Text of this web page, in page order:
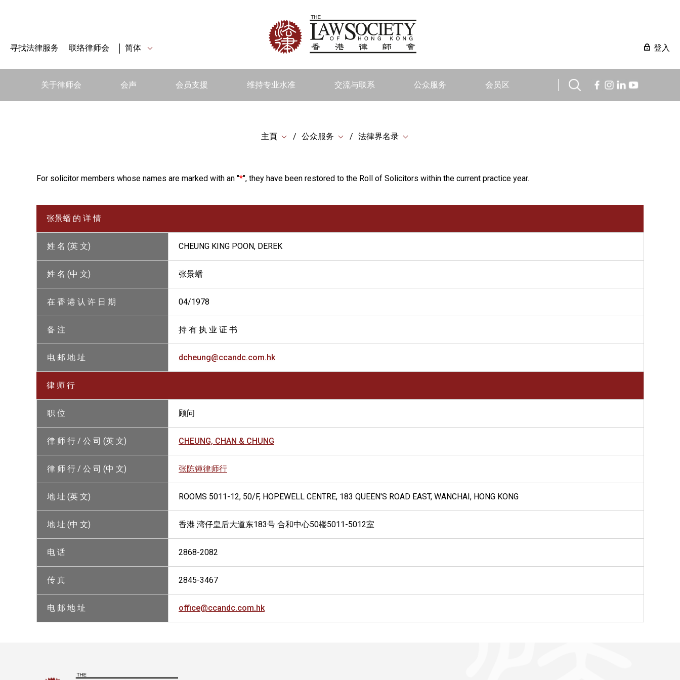
寻找法律服务 联络律师会 简体 登入
关于律师会 会声 会员支援 维持专业水准 交流与联系 公众服务 会员区
主頁 公众服务 法律界名录
For solicitor members whose names are marked with an "*", they have been restored to the Roll of Solicitors within the current practice year.
张景蟠 的 详 情
姓 名 (英 文) CHEUNG KING POON, DEREK
姓 名 (中 文) 张景蟠
在 香 港 认 许 日 期 04/1978
备 注 持 有 执 业 证 书
电 邮 地 址 dcheung@ccandc.com.hk
律 师 行
职 位 顾问
律 师 行 / 公 司 (英 文) CHEUNG, CHAN & CHUNG
律 师 行 / 公 司 (中 文) 张陈锺律师行
地 址 (英 文) ROOMS 5011-12, 50/F, HOPEWELL CENTRE, 183 QUEEN'S ROAD EAST, WANCHAI, HONG KONG
地 址 (中 文) 香港 湾仔皇后大道东183号 合和中心50楼5011-5012室
电 话 2868-2082
传 真 2845-3467
电 邮 地 址 office@ccandc.com.hk